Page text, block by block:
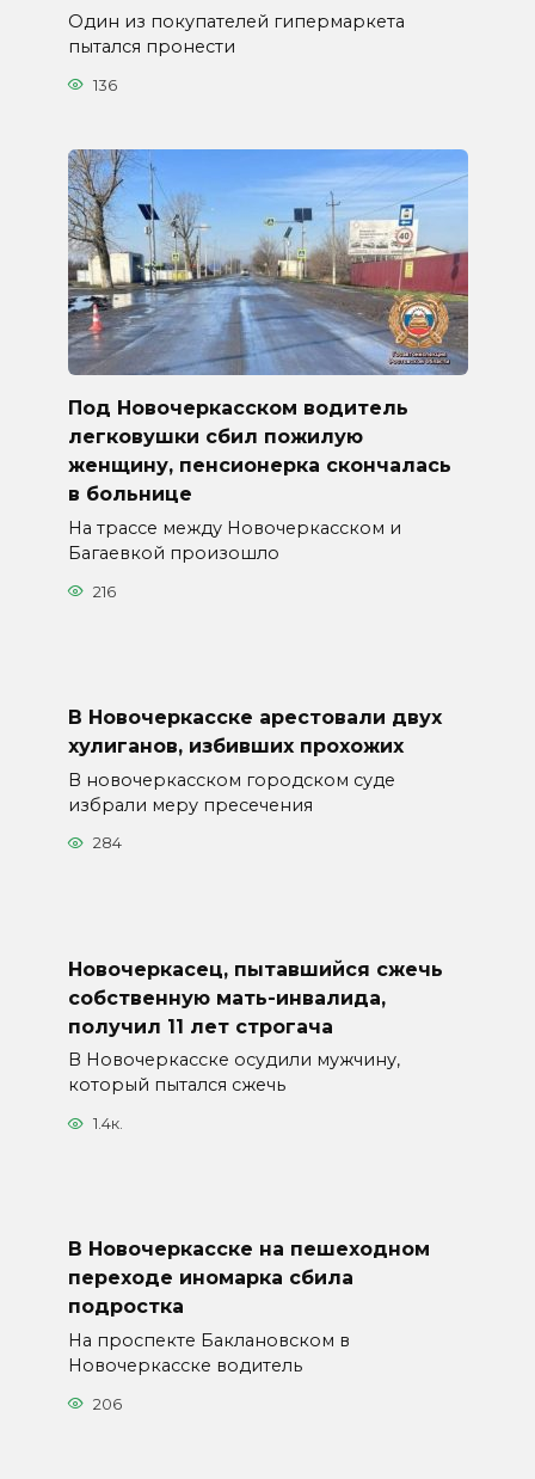
Один из покупателей гипермаркета
пытался пронести
136
Под Новочеркасском водитель
легковушки сбил пожилую
женщину, пенсионерка скончалась
в больнице
На трассе между Новочеркасском и
Багаевкой произошло
216
В Новочеркасске арестовали двух
хулиганов, избивших прохожих
В новочеркасском городском суде
избрали меру пресечения
284
Новочеркасец, пытавшийся сжечь
собственную мать-инвалида,
получил 11 лет строгача
В Новочеркасске осудили мужчину,
который пытался сжечь
1.4к.
В Новочеркасске на пешеходном
переходе иномарка сбила
подростка
На проспекте Баклановском в
Новочеркасске водитель
206